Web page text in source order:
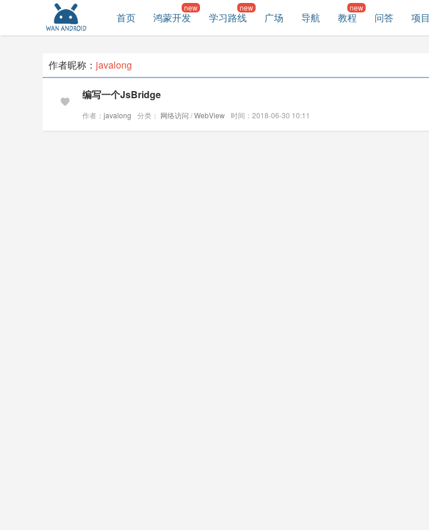
首页 鸿蒙开发 学习路线 广场 导航 教程 问答 项目
作者昵称： javalong
编写一个JsBridge
作者： javalong 分类： 网络访问 /WebView 时间：2018-06-30 10:11